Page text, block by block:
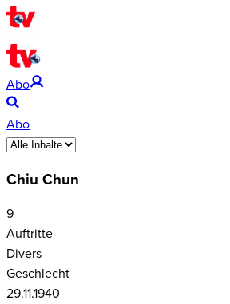
Abo
Abo
Chiu Chun
9
Auftritte
Divers
Geschlecht
29.11.1940